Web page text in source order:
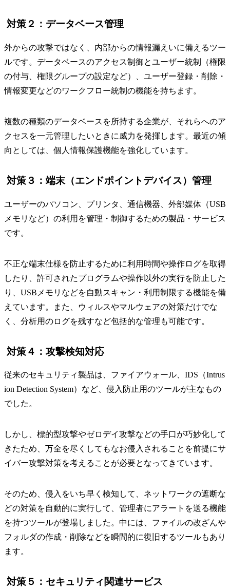
対策２：データベース管理
外からの攻撃ではなく、内部からの情報漏えいに備えるツー
ルです。データベースのアクセス制御とユーザー統制（権限
の付与、権限グループの設定など）、ユーザー登録・削除・
情報変更などのワークフロー統制の機能を持ちます。
複数の種類のデータベースを所持する企業が、それらへのア
クセスを一元管理したいときに威力を発揮します。最近の傾
向としては、個人情報保護機能を強化しています。
対策３：端末（エンドポイントデバイス）管理
ユーザーのパソコン、プリンタ、通信機器、外部媒体（USB
メモリなど）の利用を管理・制御するための製品・サービス
です。
不正な端末仕様を防止するために利用時間や操作ログを取得
したり、許可されたプログラムや操作以外の実行を防止した
り、USBメモリなどを自動スキャン・利用制限する機能を備
えています。また、ウィルスやマルウェアの対策だけでな
く、分析用のログを残すなど包括的な管理も可能です。
対策４：攻撃検知対応
従来のセキュリティ製品は、ファイアウォール、IDS（Intrus
ion Detection System）など、侵入防止用のツールが主なもの
でした。
しかし、標的型攻撃やゼロデイ攻撃などの手口が巧妙化して
きたため、万全を尽くしてもなお侵入されることを前提にサ
イバー攻撃対策を考えることが必要となってきています。
そのため、侵入をいち早く検知して、ネットワークの遮断な
どの対策を自動的に実行して、管理者にアラートを送る機能
を持つツールが登場しました。中には、ファイルの改ざんや
フォルダの作成・削除などを瞬間的に復旧するツールもあり
ます。
対策５：セキュリティ関連サービス